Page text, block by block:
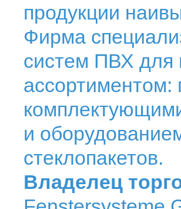
продукции
Фирма
систем ПВХ для
ассортиментом:
и
стеклопакетов.
Владелец